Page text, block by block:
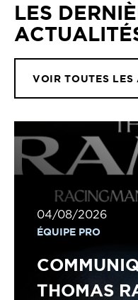
LES
VOIR TOUTES LES
04/08/2026
ÉQUIPE PRO
THOMAS